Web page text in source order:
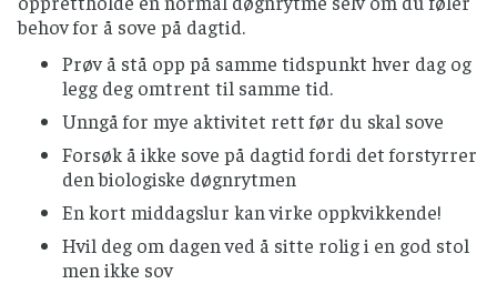
behov for å sove på dagtid.
Prøv å stå opp på samme tidspunkt hver dag og
legg deg omtrent til samme tid.
Unngå for mye aktivitet rett før du skal sove
Forsøk å ikke sove på dagtid fordi det forstyrrer
den biologiske døgnrytmen
En kort middagslur kan virke oppkvikkende!
Hvil deg om dagen ved å sitte rolig i en god stol
men ikke sov